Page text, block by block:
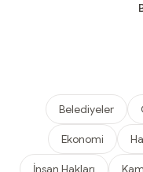
Belediyeler
Ekonomi
İnsan Hakları